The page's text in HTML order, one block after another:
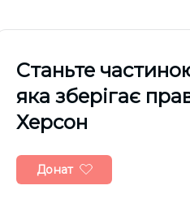
Cтаньте
яка зберігає
Херсон
Донат